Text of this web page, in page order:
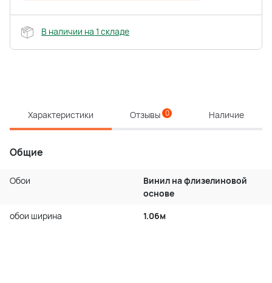
В наличии на 1 складе
Характеристики Отзывы 0 Наличие
Общие
Обои
Винил на флизелиновой
основе
обои ширина
1.06м